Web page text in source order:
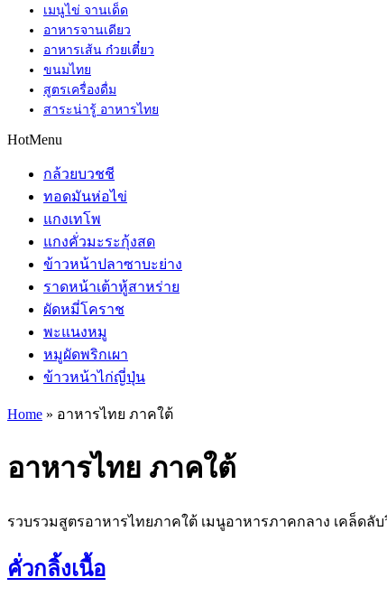
เมนูไข่ จานเด็ด
อาหารจานเดียว
อาหารเส้น ก๋วยเตี๋ยว
ขนมไทย
สูตรเครื่องดื่ม
สาระน่ารู้ อาหารไทย
HotMenu
กล้วยบวชชี
ทอดมันห่อไข่
แกงเทโพ
แกงคั่วมะระกุ้งสด
ข้าวหน้าปลาซาบะย่าง
ราดหน้าเต้าหู้สาหร่าย
ผัดหมี่โคราช
พะแนงหมู
หมูผัดพริกเผา
ข้าวหน้าไก่ญี่ปุ่น
Home » อาหารไทย ภาคใต้
อาหารไทย ภาคใต้
รวบรวมสูตรอาหารไทยภาคใต้ เมนูอาหารภาคกลาง เคล็ดลั
คั่วกลิ้งเนื้อ